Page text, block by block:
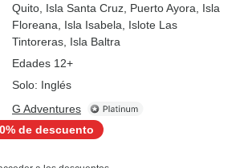
Quito , Isla Santa Cruz , Puerto Ayora , Isla
Floreana , Isla Isabela , Islote Las
Tintoreras , Isla Baltra
Edades 12+
Solo: Inglés
G Adventures
de descuento